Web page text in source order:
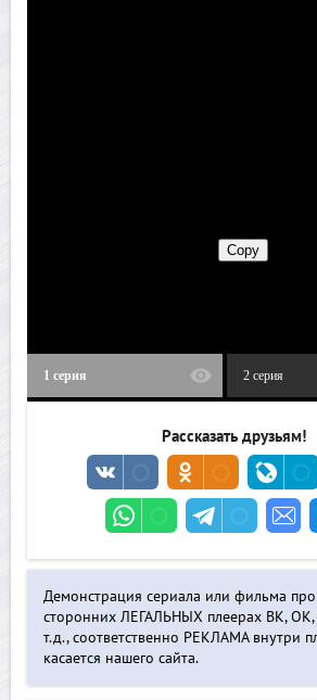
1 серия 2 серия
Рассказать друзьям!
Демонстрация сериала или фильма
сторонних ЛЕГАЛЬНЫХ плеерах ВК,
т.д., соответственно РЕКЛАМА внутри
касается нашего сайта.